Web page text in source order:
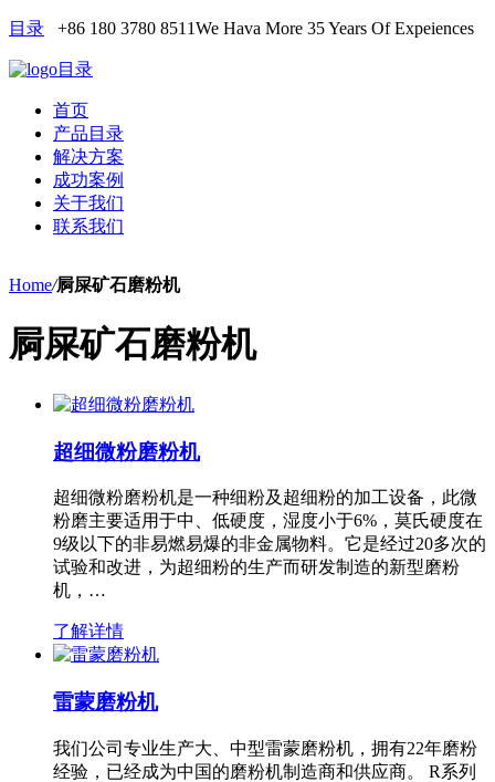
目录 +86 180 3780 8511We Hava More 35 Years Of Expeiences
目录
首页
产品目录
解决方案
成功案例
关于我们
联系我们
Home/屙屎矿石磨粉机
屙屎矿石磨粉机
超细微粉磨粉机
超细微粉磨粉机是一种细粉及超细粉的加工设备，此微
粉磨主要适用于中、低硬度，湿度小于6%，莫氏硬度在
9级以下的非易燃易爆的非金属物料。它是经过20多次的
试验和改进，为超细粉的生产而研发制造的新型磨粉
机，…
了解详情
雷蒙磨粉机
我们公司专业生产大、中型雷蒙磨粉机，拥有22年磨粉
经验，已经成为中国的磨粉机制造商和供应商。 R系列